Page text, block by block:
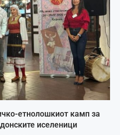
етнолошкиот камп за
иселеници